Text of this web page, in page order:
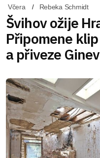
Včera Rebeka Schmidt
Švihov ožije
Připomene
a přiveze